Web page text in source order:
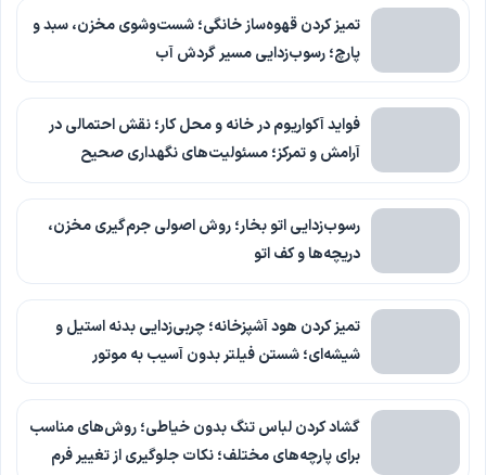
تمیز کردن قهوه‌ساز خانگی؛ شست‌وشوی مخزن، سبد و
پارچ؛ رسوب‌زدایی مسیر گردش آب
فواید آکواریوم در خانه و محل کار؛ نقش احتمالی در
آرامش و تمرکز؛ مسئولیت‌های نگهداری صحیح
رسوب‌زدایی اتو بخار؛ روش اصولی جرم‌گیری مخزن،
دریچه‌ها و کف اتو
تمیز کردن هود آشپزخانه؛ چربی‌زدایی بدنه استیل و
شیشه‌ای؛ شستن فیلتر بدون آسیب به موتور
گشاد کردن لباس تنگ بدون خیاطی؛ روش‌های مناسب
برای پارچه‌های مختلف؛ نکات جلوگیری از تغییر فرم